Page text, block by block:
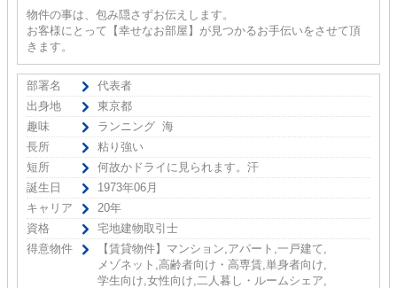
物件の事は、包み隠さずお伝えします。
お客様にとって【幸せなお部屋】が見つかるお手伝いをさせて頂
きます。
部署名
代表者
出身地
東京都
趣味
ランニング 海
長所
粘り強い
短所
何故かドライに見られます。汗
誕生日
1973年06月
キャリア
20年
資格
宅地建物取引士
得意物件
【賃貸物件】マンション,アパート,一戸建て,
メゾネット,高齢者向け・高専賃,単身者向け,
学生向け,女性向け,二人暮し・ルームシェア,